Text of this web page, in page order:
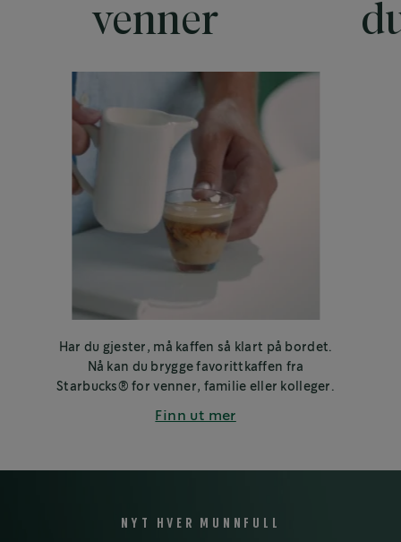
venner
Har du gjester, må kaffen så klart på bordet.
Nå kan du brygge favorittkaffen fra
Starbucks® for venner, familie eller kolleger.
Finn ut mer
NYT HVER MUNNFULL